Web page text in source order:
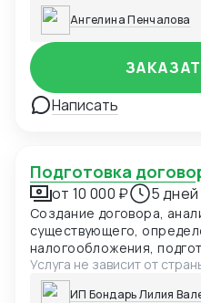
Ангелина Пенчалова
Написать
Подготовка
от 10 000 ₽ 5 дней
Создание договора,
существующего,
налогообложения,
аналитической
ключевых позиций
Услуга не зависит от
ИП Бондарь Лилия